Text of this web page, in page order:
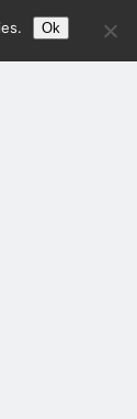
Ok